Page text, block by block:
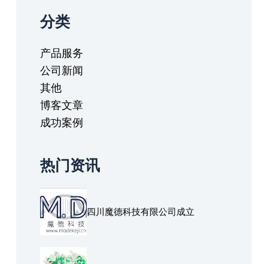
分类
产品服务
公司新闻
其他
博客文章
成功案例
热门资讯
四川魔德科技有限公司成立